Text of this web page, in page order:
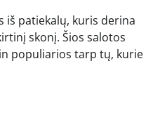
iš patiekalų, kuris derina
skonį. Šios salotos
populiarios tarp tų, kurie